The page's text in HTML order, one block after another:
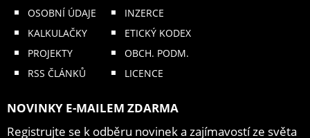
OSOBNÍ ÚDAJE
KALKULAČKY
PROJEKTY
RSS ČLÁNKŮ
INZERCE
ETICKÝ KODEX
OBCH. PODM.
LICENCE
NOVINKY E-MAILEM ZDARMA
Registrujte se k odběru novinek a zajímavostí ze světa